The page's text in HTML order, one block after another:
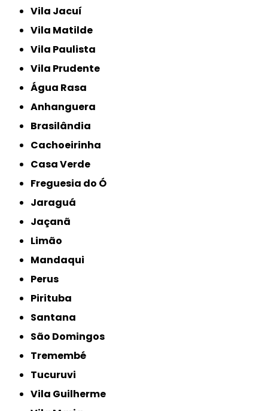
Vila Jacuí
Vila Matilde
Vila Paulista
Vila Prudente
Água Rasa
Anhanguera
Brasilândia
Cachoeirinha
Casa Verde
Freguesia do Ó
Jaraguá
Jaçanã
Limão
Mandaqui
Perus
Pirituba
Santana
São Domingos
Tremembé
Tucuruvi
Vila Guilherme